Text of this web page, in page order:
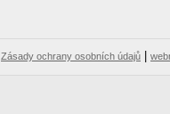
Zásady ochrany osobních údajů